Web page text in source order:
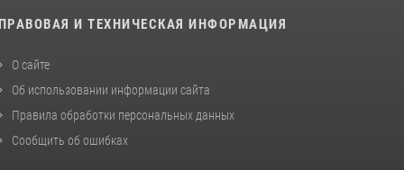
ПРАВОВАЯ И ТЕХНИЧЕСКАЯ ИНФОРМАЦИЯ
О сайте
Об использовании информации сайта
Правила обработки персональных данных
Сообщить об ошибках